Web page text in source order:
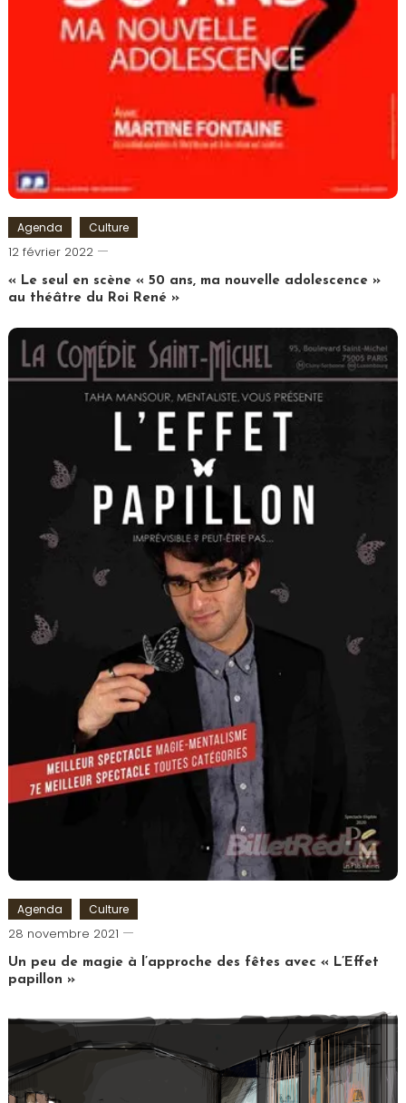
Agenda Culture
12 février 2022
Cédric
Cilia
« Le seul en scène « 50 ans, ma nouvelle adolescence »
au théâtre du Roi René »
Agenda Culture
28 novembre 2021
Cédric
Cilia
Un peu de magie à l’approche des fêtes avec « L’Effet
papillon »
Comédie
Michel
L'Effet